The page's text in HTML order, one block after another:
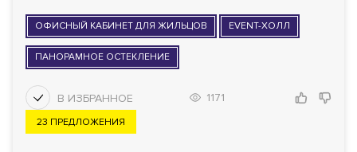
ОФИСНЫЙ КАБИНЕТ ДЛЯ ЖИЛЬЦОВ EVENT-ХОЛЛ
ПАНОРАМНОЕ ОСТЕКЛЕНИЕ
1171
23 ПРЕДЛОЖЕНИЯ